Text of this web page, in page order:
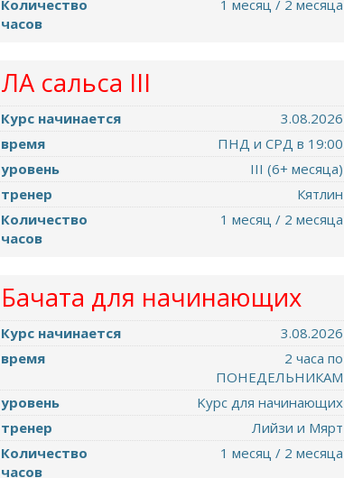
Количество
часов
1 месяц / 2 месяца
ЛА сальса III
Курс начинается
3.08.2026
время
ПНД и СРД в 19:00
уровень
III (6+ месяца)
тренер
Кятлин
Количество
часов
1 месяц / 2 месяца
Бачатa для начинающих
Курс начинается
3.08.2026
время
2 часа по
ПОНЕДЕЛЬНИКАМ
уровень
Kурс для начинающих
тренер
Лийзи и Мярт
Количество
часов
1 месяц / 2 месяца